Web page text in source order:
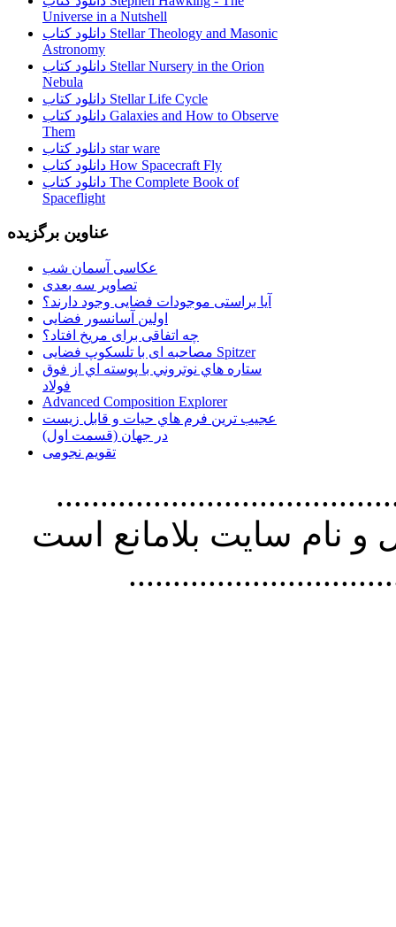
Universe in a Nutshell
دانلود کتاب Stellar Theology and Masonic
Astronomy
دانلود کتاب Stellar Nursery in the Orion
Nebula
دانلود کتاب Stellar Life Cycle
دانلود کتاب Galaxies and How to Observe
Them
دانلود کتاب star ware
دانلود کتاب How Spacecraft Fly
دانلود کتاب The Complete Book of
Spaceflight
عناوین برگزیده
عکاسی آسمان شب
تصاویر سه بعدی
آیا براستی موجودات فضایی وجود دارند؟
اولین آسانسور فضایی
چه اتفاقی برای مریخ افتاد؟
مصاحبه ای با تلسکوپ فضایی Spitzer
ستاره هاي نوتروني با پوسته اي از فوق
فولاد
Advanced Composition Explorer
عجیب ترین فرم هاي حيات و قابل زيست
در جهان (قسمت اول)
تقویم نجومی
استفاده از
نام سايت بلامانع است